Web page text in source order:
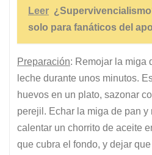
Leer
solo para fanáticos del
Preparación: Remojar la miga
leche durante unos minutos.
huevos en un plato, sazonar
perejil. Echar la miga de pan y
calentar un chorrito de aceite
que cubra el fondo, y dejar